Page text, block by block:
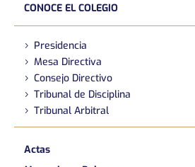
CONOCE EL COLEGIO
Presidencia
Mesa Directiva
Consejo Directivo
Tribunal de Disciplina
Tribunal Arbitral
Actas